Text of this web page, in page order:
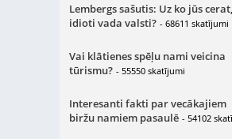
Lembergs sašutis: Uz ko jūs
idioti vada valsti? - 68611 skatījumi
Vai klātienes spēļu nami veicina
tūrismu? - 55550 skatījumi
Interesanti fakti par vecākajiem
biržu namiem pasaulē - 54102